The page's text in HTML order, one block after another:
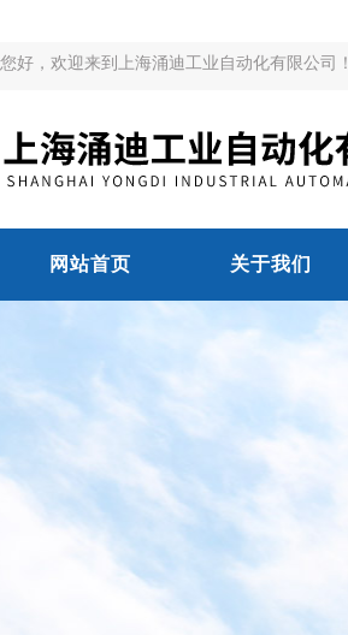
您好，欢迎来到上海涌迪工业自动化有限公司！
网站首页 关于我们